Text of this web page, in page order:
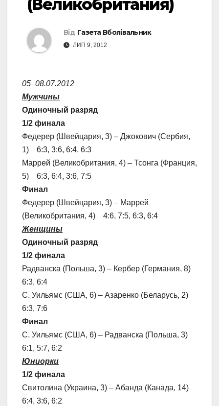
(Великобритания)
Від Газета Вболівальник
ЛИП 9, 2012
05–08.07.2012
Мужчины
Одиночный разряд
1/2 финала
Федерер (Швейцария, 3) – Джокович (Сербия,
1) 6:3, 3:6, 6:4, 6:3
Маррей (Великобритания, 4) – Тсонга (Франция,
5) 6:3, 6:4, 3:6, 7:5
Финал
Федерер (Швейцария, 3) – Маррей
(Великобритания, 4) 4:6, 7:5, 6:3, 6:4
Женщины
Одиночный разряд
1/2 финала
Радванска (Польша, 3) – Кербер (Германия, 8)
6:3, 6:4
С. Уильямс (США, 6) – Азаренко (Беларусь, 2)
6:3, 7:6
Финал
С. Уильямс (США, 6) – Радванска (Польша, 3)
6:1, 5:7, 6:2
Юниорки
1/2 финала
Свитолина (Украина, 3) – Абанда (Канада, 14)
6:4, 3:6, 6:2